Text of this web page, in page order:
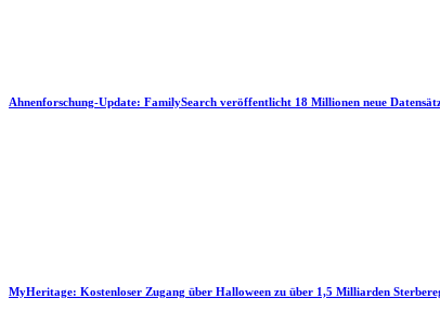
Ahnenforschung-Update: FamilySearch veröffentlicht 18 Millionen neue
MyHeritage: Kostenloser Zugang über Halloween zu über 1,5 Milliarden